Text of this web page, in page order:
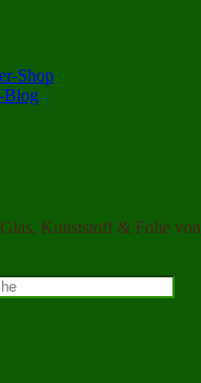
Shop
Blog
Glas, Kunststoff & Folie von